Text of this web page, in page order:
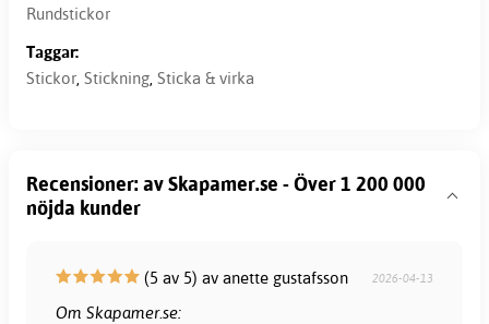
Rundstickor
Taggar:
Stickor Stickning Sticka & virka
Recensioner: av Skapamer.se - Över 1 200 000
nöjda kunder
(5 av 5) av anette gustafsson 2026-04-13
Om Skapamer.se: